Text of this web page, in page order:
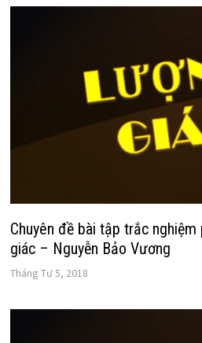
Chuyên đề bài tập trắc
giác – Nguyễn Bảo Vương
Tháng Tư 5, 2018